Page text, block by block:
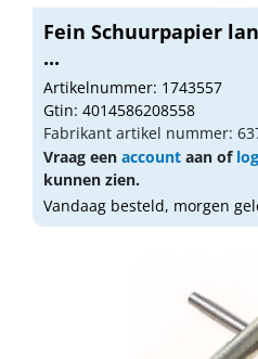
Fein Schuurpapier
...
Artikelnummer: 1743557
Gtin: 4014586208558
Fabrikant artikel nummer:
Vraag een account aan of
kunnen zien.
Vandaag besteld, morgen